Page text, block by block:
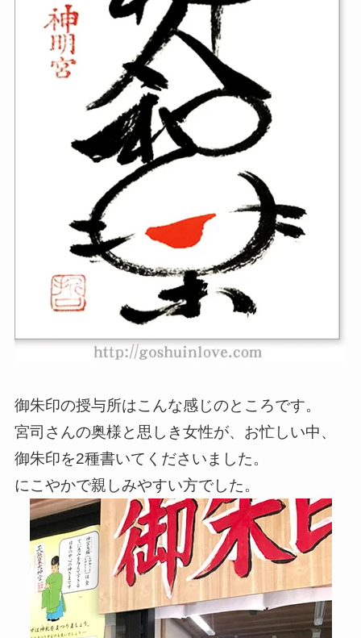
御朱印の授与所はこんな感じのところです。
宮司さんの奥様と思しき女性が、お忙しい中、
御朱印を2種書いてくださいました。
にこやかで親しみやすい方でした。